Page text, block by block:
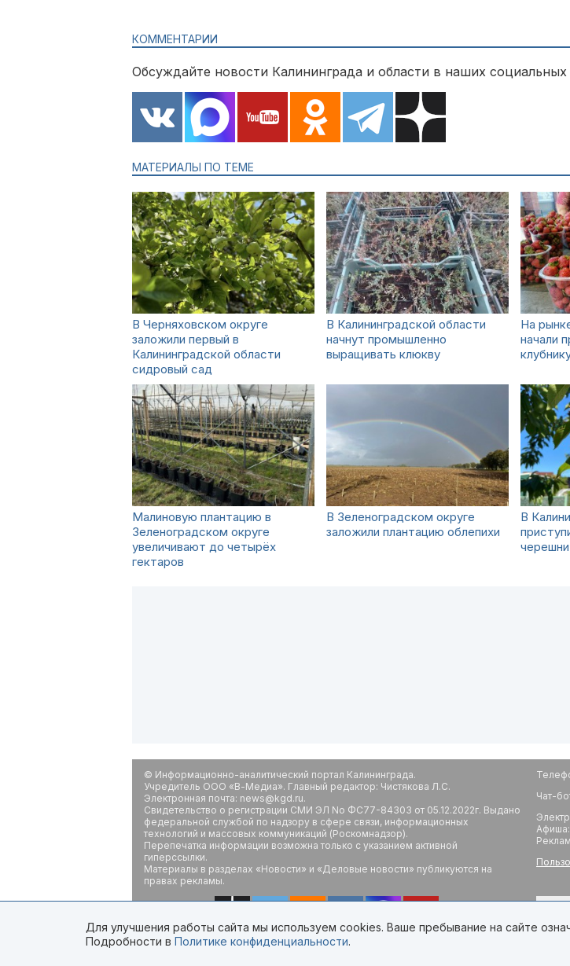
КОММЕНТАРИИ
Обсуждайте новости Калининграда и области в наших социальных
МАТЕРИАЛЫ ПО ТЕМЕ
В Черняховском округе
заложили первый в
Калининградской области
сидровый сад
В Калининградской области
начнут промышленно
выращивать клюкву
На
начали
Малиновую плантацию в
Зеленоградском округе
увеличивают до четырёх
гектаров
В Зеленоградском округе
заложили плантацию облепихи
В
черешни
© Информационно-аналитический портал Калининграда.
Учредитель ООО «В-Медиа». Главный редактор: Чистякова Л.С.
Электронная почта: news@kgd.ru.
Свидетельство о регистрации СМИ ЭЛ No ФС77-84303 от 05.12.2022г. Выдано
федеральной службой по надзору в сфере связи, информационных
технологий и массовых коммуникаций (Роскомнадзор).
Перепечатка информации возможна только с указанием активной
гиперссылки.
Материалы в разделах «Новости» и «Деловые новости» публикуются на
правах рекламы.
Чат-
Афиша:
Для улучшения работы сайта мы используем cookies. Ваше пребывание на сайте
Подробности в Политике конфиденциальности.